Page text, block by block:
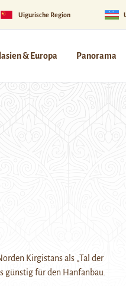
Uigurische Region
& Europa Panorama
Kirgistans als „Tal der
günstig für den Hanfanbau.